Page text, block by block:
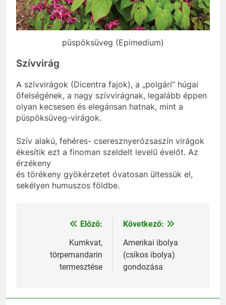
püspöksüveg (Epimedium)
Szívvirág
A szívvirágok (Dicentra fajok), a „polgári” húgai
őfelségének, a nagy szívvirágnak, legalább éppen
olyan kecsesen és elegánsan hatnak, mint a
püspöksüveg-virágok.
Szív alakú, fehéres- cseresznyerózsaszín virágok
ékesítik ezt a finoman szeldelt levelű évelőt. Az
érzékeny
és törékeny gyökérzetet óvatosan ültessük el,
sekélyen humuszos földbe.
Bejegyzés
navigáció
Előző:
Kumkvat,
törpemandarin
termesztése
Következő:
Amerikai ibolya
(csíkos ibolya)
gondozása